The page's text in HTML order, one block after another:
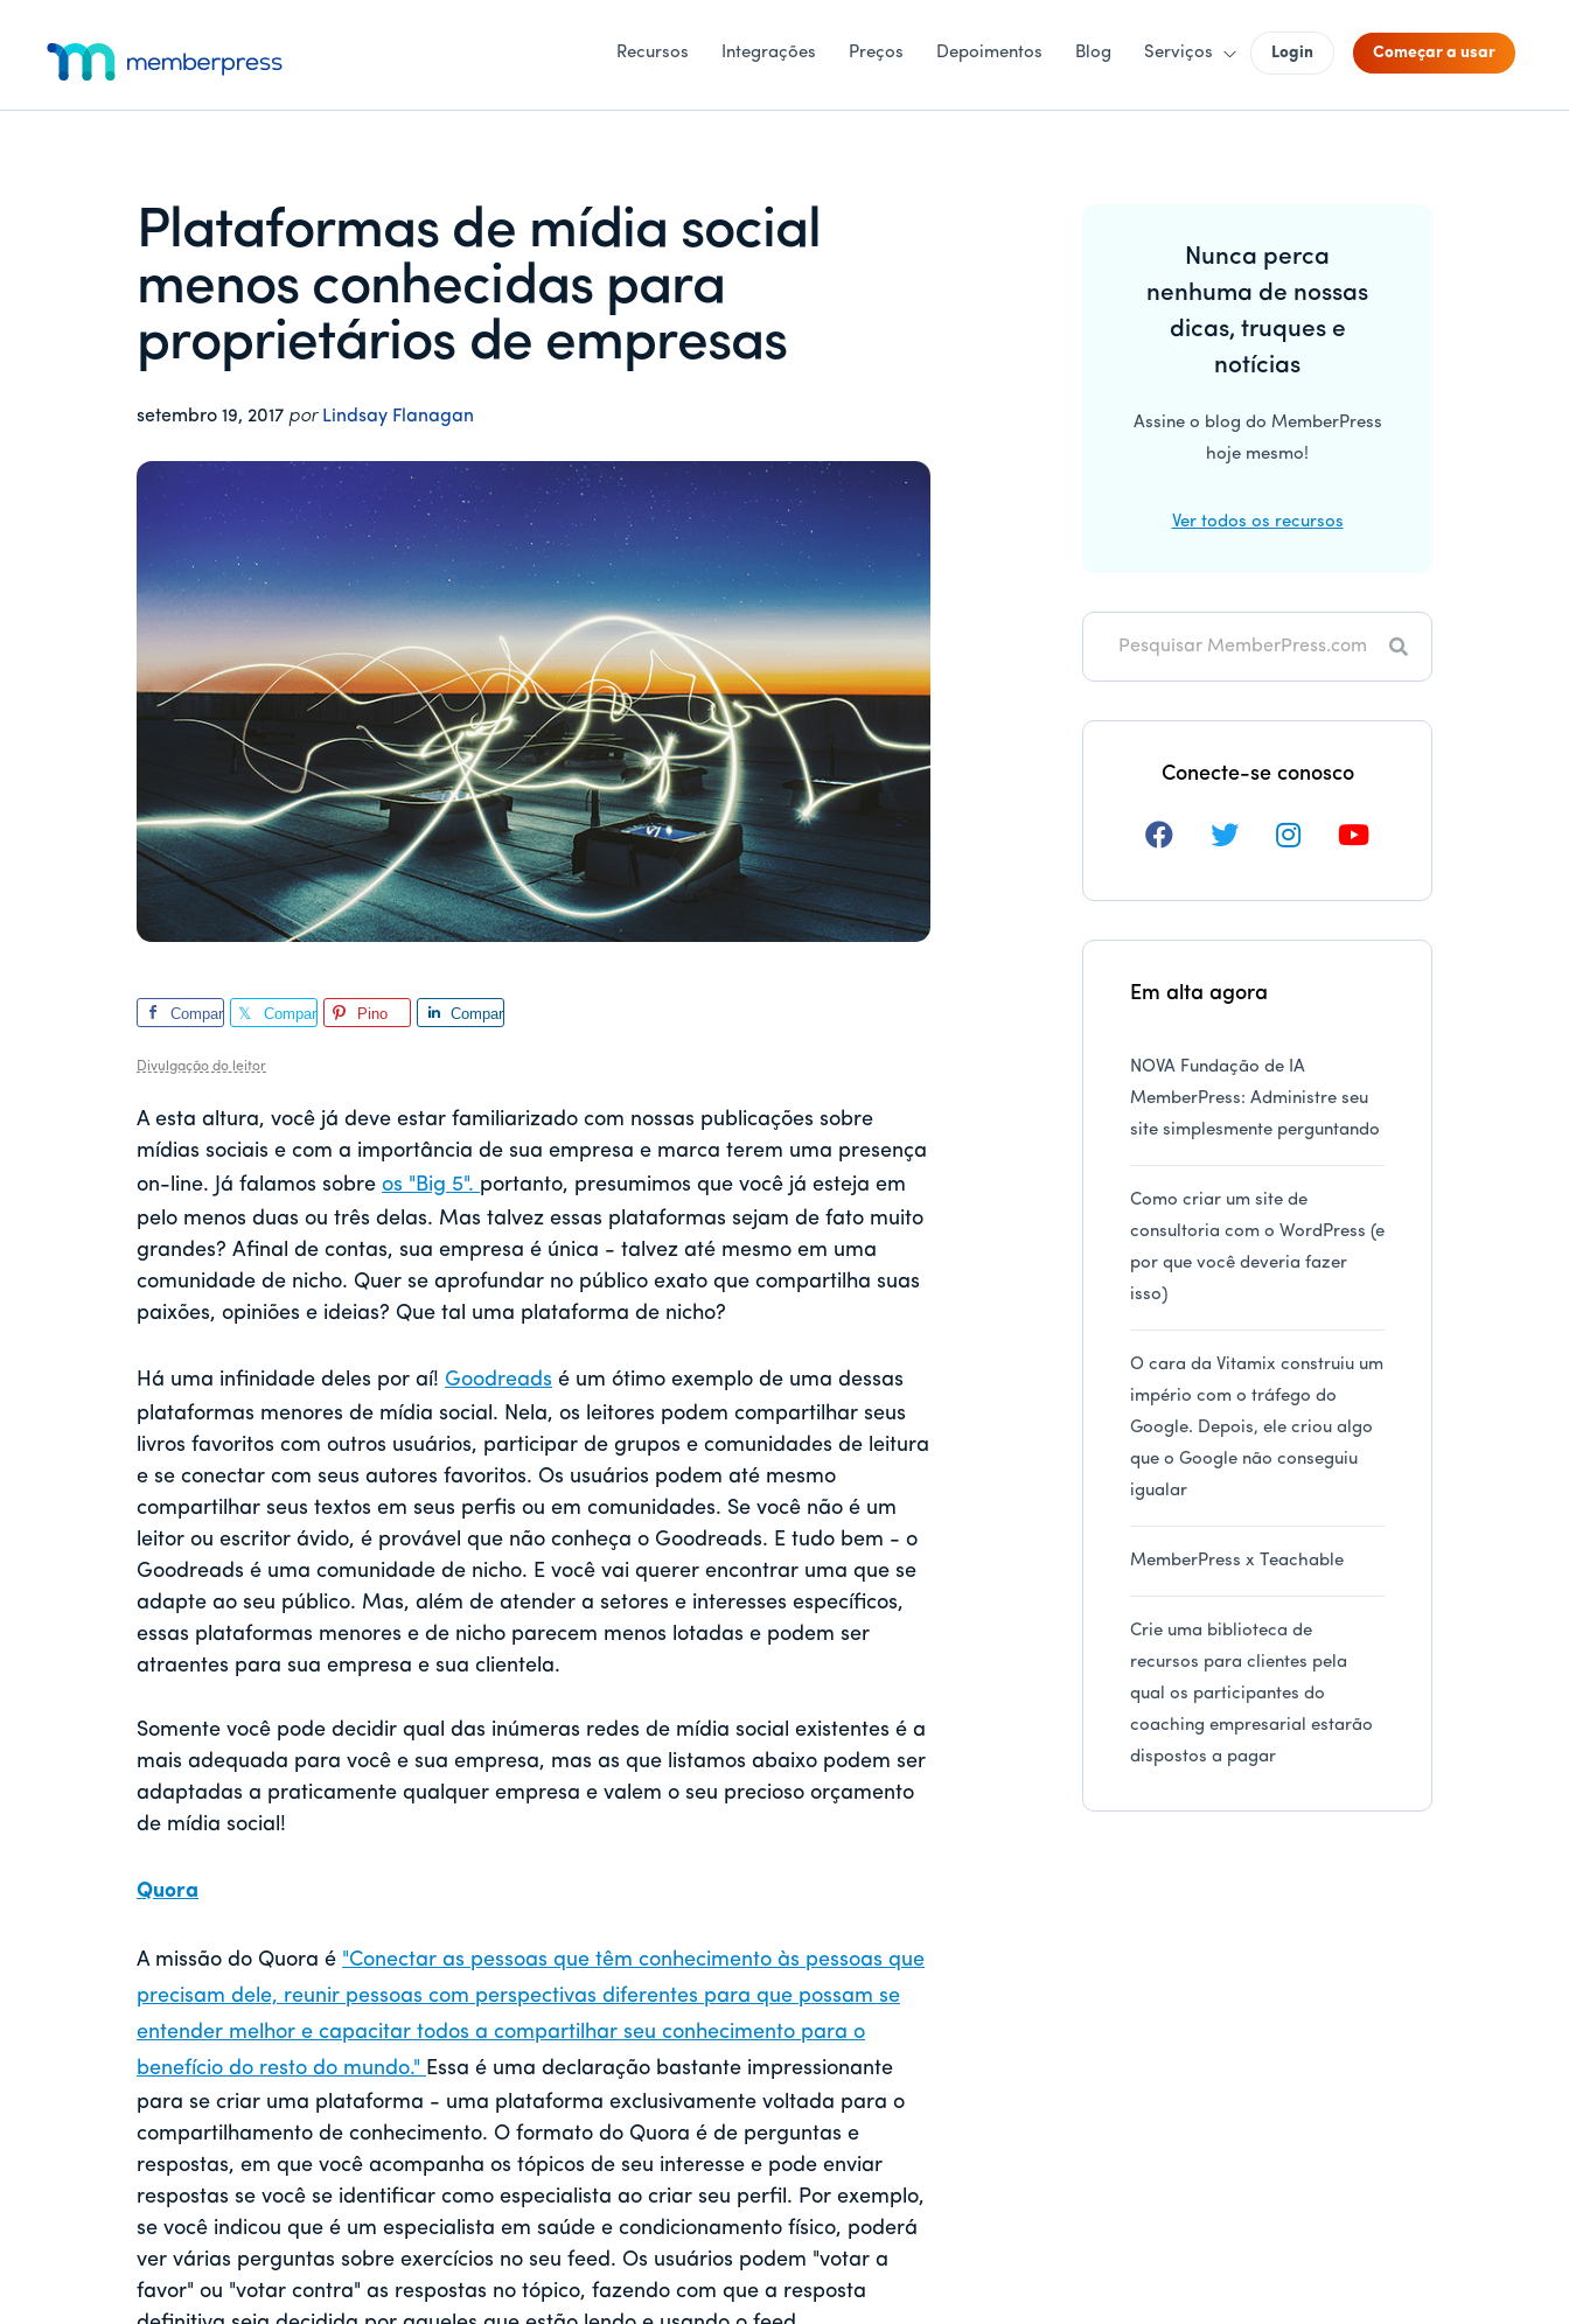
adicional
associação
Recursos Integrações Preços Depoimentos Blog Serviços Login Começar a usar
Plataformas de mídia social
menos conhecidas para
proprietários de empresas
setembro 19, 2017 por Lindsay Flanagan
Compar
Compar
Pino
Compar
Divulgação do leitor
A esta altura, você já deve estar familiarizado com nossas publicações sobre
mídias sociais e com a importância de sua empresa e marca terem uma presença
on-line. Já falamos sobre os "Big 5". portanto, presumimos que você já esteja em
pelo menos duas ou três delas. Mas talvez essas plataformas sejam de fato muito
grandes? Afinal de contas, sua empresa é única - talvez até mesmo em uma
comunidade de nicho. Quer se aprofundar no público exato que compartilha suas
paixões, opiniões e ideias? Que tal uma plataforma de nicho?
Há uma infinidade deles por aí! Goodreads é um ótimo exemplo de uma dessas
plataformas menores de mídia social. Nela, os leitores podem compartilhar seus
livros favoritos com outros usuários, participar de grupos e comunidades de leitura
e se conectar com seus autores favoritos. Os usuários podem até mesmo
compartilhar seus textos em seus perfis ou em comunidades. Se você não é um
leitor ou escritor ávido, é provável que não conheça o Goodreads. E tudo bem - o
Goodreads é uma comunidade de nicho. E você vai querer encontrar uma que se
adapte ao seu público. Mas, além de atender a setores e interesses específicos,
essas plataformas menores e de nicho parecem menos lotadas e podem ser
atraentes para sua empresa e sua clientela.
Somente você pode decidir qual das inúmeras redes de mídia social existentes é a
mais adequada para você e sua empresa, mas as que listamos abaixo podem ser
adaptadas a praticamente qualquer empresa e valem o seu precioso orçamento
de mídia social!
Quora
A missão do Quora é "Conectar as pessoas que têm conhecimento às pessoas que
precisam dele, reunir pessoas com perspectivas diferentes para que possam se
entender melhor e capacitar todos a compartilhar seu conhecimento para o
benefício do resto do mundo." Essa é uma declaração bastante impressionante
para se criar uma plataforma - uma plataforma exclusivamente voltada para o
compartilhamento de conhecimento. O formato do Quora é de perguntas e
respostas, em que você acompanha os tópicos de seu interesse e pode enviar
respostas se você se identificar como especialista ao criar seu perfil. Por exemplo,
se você indicou que é um especialista em saúde e condicionamento físico, poderá
ver várias perguntas sobre exercícios no seu feed. Os usuários podem "votar a
favor" ou "votar contra" as respostas no tópico, fazendo com que a resposta
lateral
principal
Nunca perca
nenhuma de nossas
dicas, truques e
notícias
Assine o blog do MemberPress
hoje mesmo!
Ver todos os recursos
Pesquisa
Conecte-se conosco
Em alta agora
NOVA Fundação de IA
MemberPress: Administre seu
site simplesmente perguntando
Como criar um site de
consultoria com o WordPress (e
por que você deveria fazer
isso)
O cara da Vitamix construiu um
império com o tráfego do
Google. Depois, ele criou algo
que o Google não conseguiu
igualar
MemberPress x Teachable
Crie uma biblioteca de
recursos para clientes pela
qual os participantes do
coaching empresarial estarão
dispostos a pagar